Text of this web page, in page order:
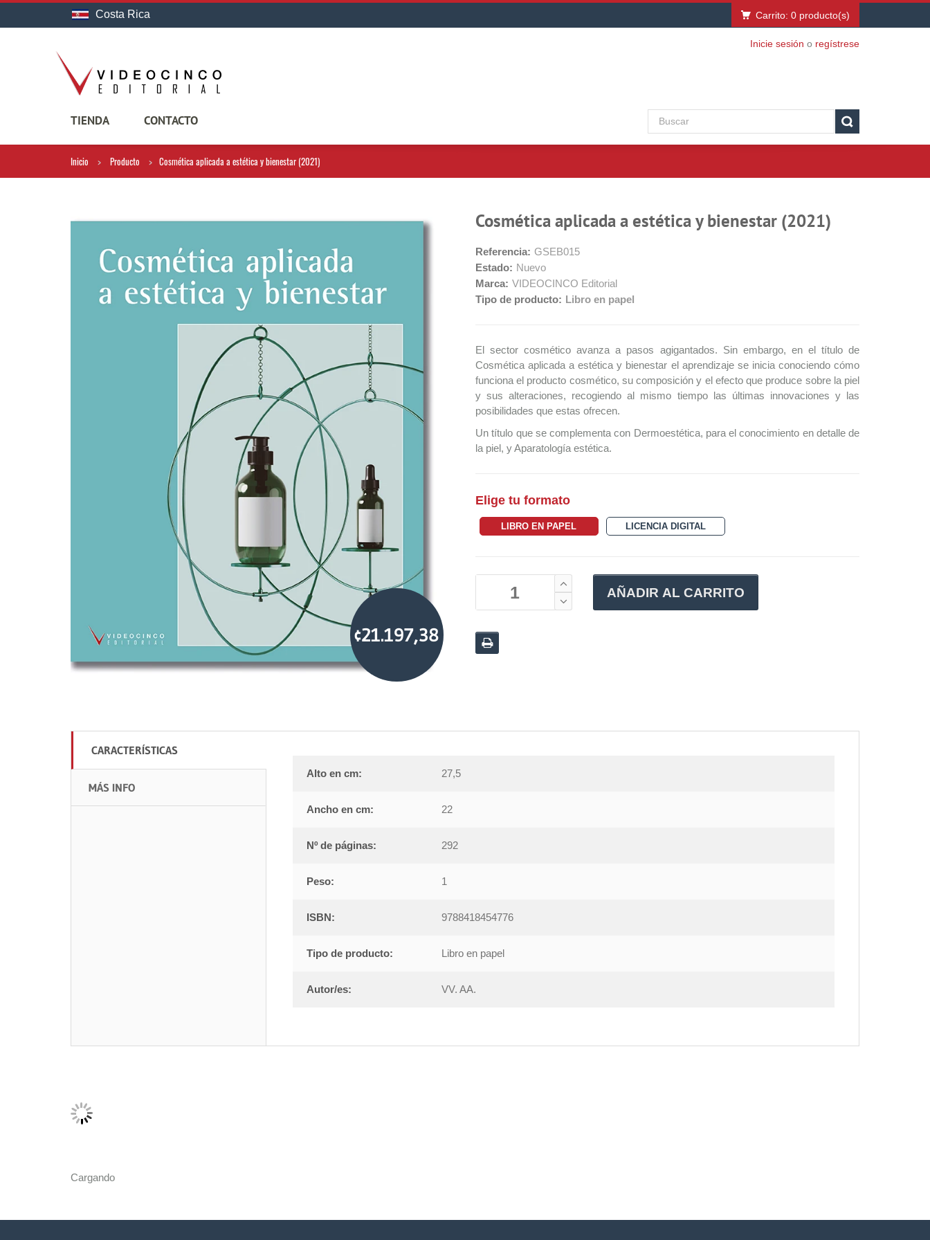
Costa Rica Carrito: 0 producto(s)
Inicie sesión o regístrese
TIENDA CONTACTO
Inicio Producto Cosmética aplicada a estética y bienestar (2021)
¢21.197,38
Cosmética aplicada a estética y bienestar (2021)
Referencia: GSEB015
Estado: Nuevo
Marca: VIDEOCINCO Editorial
Tipo de producto: Libro en papel
El sector cosmético avanza a pasos agigantados. Sin embargo, en el título de
Cosmética aplicada a estética y bienestar el aprendizaje se inicia conociendo cómo
funciona el producto cosmético, su composición y el efecto que produce sobre la piel
y sus alteraciones, recogiendo al mismo tiempo las últimas innovaciones y las
posibilidades que estas ofrecen.
Un título que se complementa con Dermoestética, para el conocimiento en detalle de
la piel, y Aparatología estética.
Elige tu formato
LIBRO EN PAPEL LICENCIA DIGITAL
AÑADIR AL CARRITO
CARACTERÍSTICAS
MÁS INFO
Alto en cm: 27,5
Ancho en cm: 22
Nº de páginas: 292
Peso: 1
ISBN: 9788418454776
Tipo de producto: Libro en papel
Autor/es: VV. AA.
Cargando